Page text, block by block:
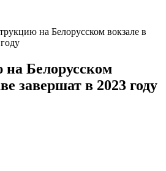
на Белорусском вокзале в
Белорусском
завершат в 2023 году